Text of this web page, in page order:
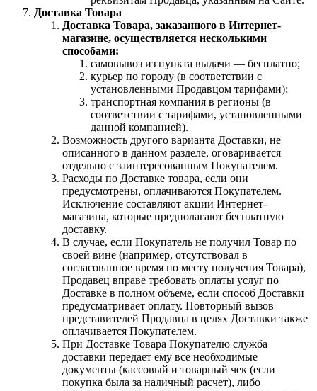
Доставка Товара
Доставка Товара, заказанного в Интернет-
магазине, осуществляется несколькими
способами:
самовывоз из пункта выдачи — бесплатно;
курьер по городу (в соответствии с
установленными Продавцом тарифами);
транспортная компания в регионы (в
соответствии с тарифами, установленными
данной компанией).
Возможность другого варианта Доставки, не
описанного в данном разделе, оговаривается
отдельно с заинтересованным Покупателем.
Расходы по Доставке товара, если они
предусмотрены, оплачиваются Покупателем.
Исключение составляют акции Интернет-
магазина, которые предполагают бесплатную
доставку.
В случае, если Покупатель не получил Товар по
своей вине (например, отсутствовал в
согласованное время по месту получения Товара),
Продавец вправе требовать оплаты услуг по
Доставке в полном объеме, если способ Доставки
предусматривает оплату. Повторный вызов
представителей Продавца в целях Доставки также
оплачивается Покупателем.
При Доставке Товара Покупателю служба
доставки передает ему все необходимые
документы (кассовый и товарный чек (если
покупка была за наличный расчет), либо